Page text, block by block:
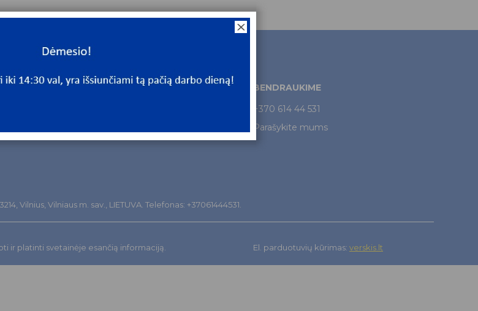
BENDRAUKIME
+370 614 44 531
Parašykite mums
Vilnius, Vilniaus m. sav., LIETUVA. Telefonas: +37061444531.
ir platinti svetainėje esančią informaciją. El. parduotuvių kūrimas: verskis.lt